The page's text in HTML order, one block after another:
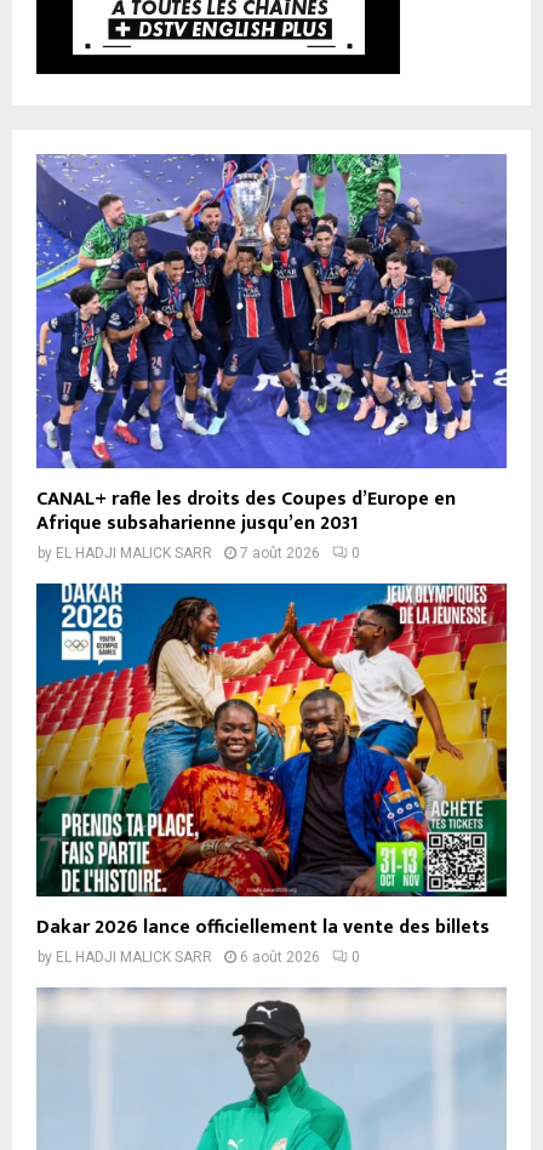
CANAL+ rafle les droits des Coupes d’Europe en
Afrique subsaharienne jusqu’en 2031
by EL HADJI MALICK SARR 7 août 2026 0
Dakar 2026 lance officiellement la vente des billets
by EL HADJI MALICK SARR 6 août 2026 0